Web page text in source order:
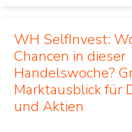
WH SelfInvest:
Chancen in dieser
Handelswoche?
Marktausblick für
und Aktien